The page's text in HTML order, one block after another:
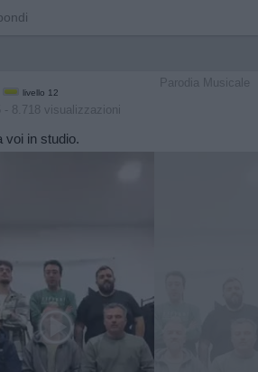
Parodia Musicale
livello 12
- 8.718 visualizzazioni
voi in studio.